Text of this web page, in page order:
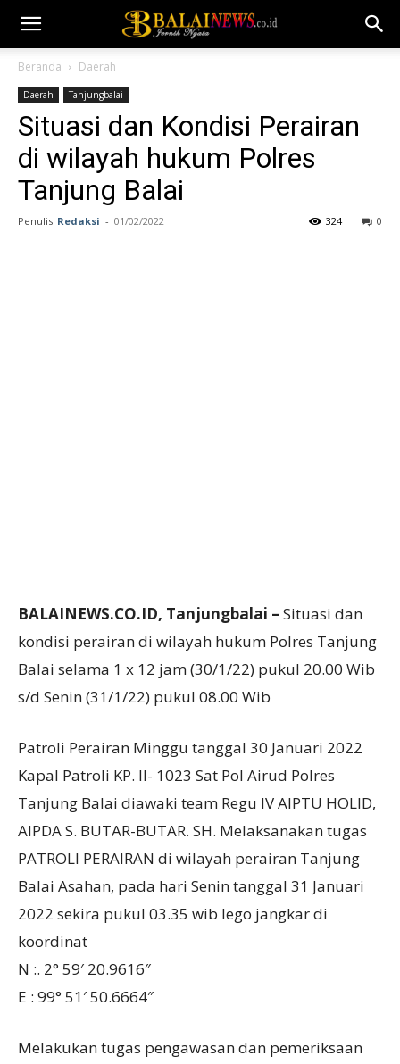
Beranda Daerah
Daerah Tanjungbalai
Situasi dan Kondisi Perairan
di wilayah hukum Polres
Tanjung Balai
Penulis Redaksi - 01/02/2022 0
324
BALAINEWS.CO.ID, Tanjungbalai – Situasi dan
kondisi perairan di wilayah hukum Polres Tanjung
Balai selama 1 x 12 jam (30/1/22) pukul 20.00 Wib
s/d Senin (31/1/22) pukul 08.00 Wib
Patroli Perairan Minggu tanggal 30 Januari 2022
Kapal Patroli KP. II- 1023 Sat Pol Airud Polres
Tanjung Balai diawaki team Regu IV AIPTU HOLID,
AIPDA S. BUTAR-BUTAR. SH. Melaksanakan tugas
PATROLI PERAIRAN di wilayah perairan Tanjung
Balai Asahan, pada hari Senin tanggal 31 Januari
2022 sekira pukul 03.35 wib lego jangkar di
koordinat
N :. 2° 59′ 20.9616″
E : 99° 51′ 50.6664″
Melakukan tugas pengawasan dan pemeriksaan